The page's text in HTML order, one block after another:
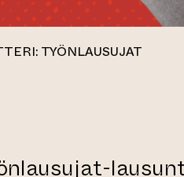
TYÖNLAUSUJAT